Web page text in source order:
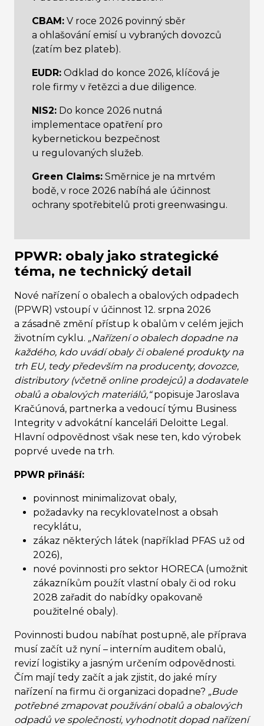
CBAM: V roce 2026 povinný sběr
a ohlašování emisí u vybraných dovozců
(zatím bez plateb).
EUDR: Odklad do konce 2026, klíčová je
role firmy v řetězci a due diligence.
NIS2: Do konce 2026 nutná
implementace opatření pro
kybernetickou bezpečnost
u regulovaných služeb.
Green Claims: Směrnice je na mrtvém
bodě, v roce 2026 nabíhá ale účinnost
ochrany spotřebitelů proti greenwasingu.
PPWR: obaly jako strategické
téma, ne technický detail
Nové nařízení o obalech a obalových odpadech
(PPWR) vstoupí v účinnost 12. srpna 2026
a zásadně změní přístup k obalům v celém jejich
životním cyklu. „Nařízení o obalech dopadne na
každého, kdo uvádí obaly či obalené produkty na
trh EU, tedy především na producenty, dovozce,
distributory (včetně online prodejců) a dodavatele
obalů a obalových materiálů,“popisuje Jaroslava
Kračúnová, partnerka a vedoucí týmu Business
Integrity v advokátní kanceláři Deloitte Legal.
Hlavní odpovědnost však nese ten, kdo výrobek
poprvé uvede na trh.
PPWR přináší:
povinnost minimalizovat obaly,
požadavky na recyklovatelnost a obsah
recyklátu,
zákaz některých látek (například PFAS už od
2026),
nové povinnosti pro sektor HORECA (umožnit
zákazníkům použít vlastní obaly či od roku
2028 zařadit do nabídky opakovaně
použitelné obaly).
Povinnosti budou nabíhat postupně, ale příprava
musí začít už nyní – interním auditem obalů,
revizí logistiky a jasným určením odpovědnosti.
Čím mají tedy začít a jak zjistit, do jaké míry
nařízení na firmu či organizaci dopadne? „Bude
potřebné zmapovat používání obalů a obalových
odpadů ve společnosti, vyhodnotit dopad nařízení